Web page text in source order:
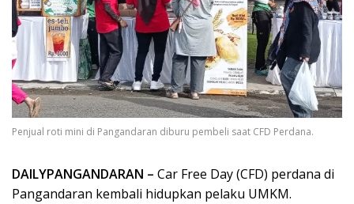
Penjual roti mini di Pangandaran diburu pembeli saat CFD Perdana.
DAILYPANGANDARAN – Car Free Day (CFD) perdana di
Pangandaran kembali hidupkan pelaku UMKM.